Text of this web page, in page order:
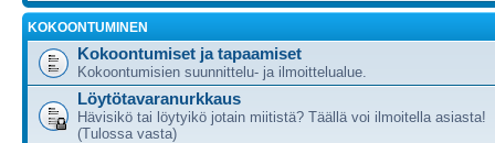
KOKOONTUMINEN
Kokoontumiset ja tapaamiset
Kokoontumisien suunnittelu- ja ilmoittelualue.
Löytötavaranurkkaus
Hävisikö tai löytyikö jotain miitistä? Täällä voi ilmoitella asiasta!
(Tulossa vasta)